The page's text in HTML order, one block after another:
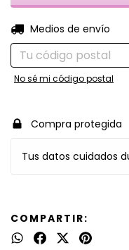
Entregas para el CP:
Medios de envío
No sé mi código postal
Compra protegida
Tus datos cuidados
COMPARTIR: